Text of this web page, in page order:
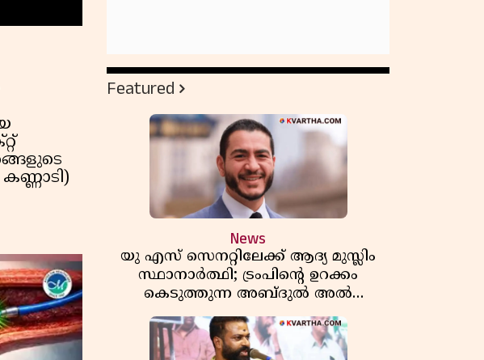
Featured
News
യു എസ് സെനറ്റിലേക്ക് ആദ്യ മുസ്ലിം
സ്ഥാനാർത്ഥി; ട്രംപിന്റെ ഉറക്കം
കെടുത്തുന്ന അബ്ദുൽ അൽ
സയ്യിദിന്റെ രാഷ്ട്രീയ തരംഗം!
'അവസാന റിപ്പബ്ലിക്കൻ
പ്രസിഡന്റാകുമോ ട്രംപ്?'